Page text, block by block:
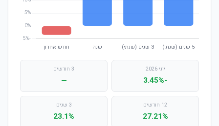
יוני 2026
-3.45%
3 חודשים
—
12 חודשים
27.21%
3 שנים
23.1%